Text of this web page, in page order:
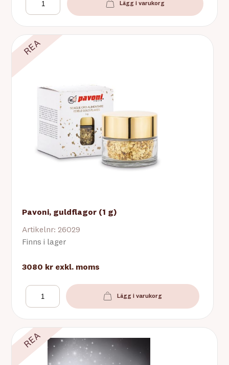
Lägg i varukorg
REA
Pavoni, guldflagor (1 g)
Artikelnr: 26029
Finns i lager
3080 kr exkl. moms
Lägg i varukorg
REA